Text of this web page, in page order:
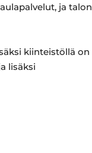
ja talon
kiinteistöllä on
lisäksi